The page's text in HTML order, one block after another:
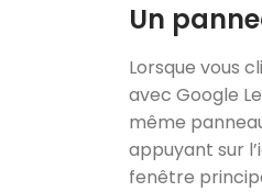
Un
Lorsque vous
avec Google
même
appuyant sur
fenêtre